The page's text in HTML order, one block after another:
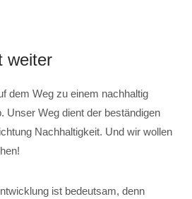
weiter
dem Weg zu einem nachhaltig
Unser Weg dient der beständigen
Nachhaltigkeit. Und wir wollen
ist bedeutsam, denn